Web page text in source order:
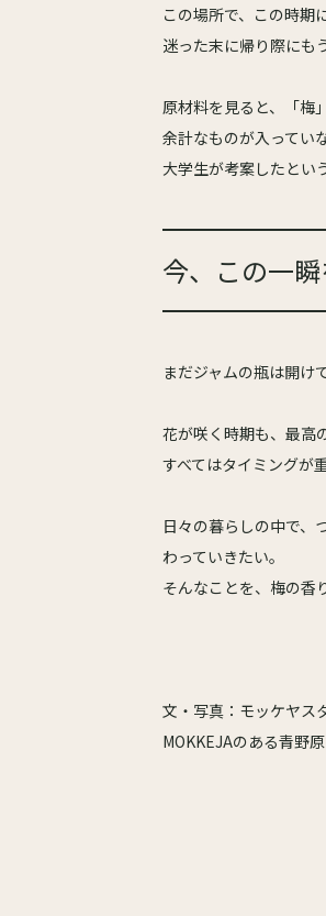
この場所で、この時期
迷った末に帰り際にも
原材料を見ると、「梅
余計なものが入ってい
大学生が考案したとい
今、この一
まだジャムの瓶は開け
花が咲く時期も、最高
すべてはタイミングが
日々の暮らしの中で、
わっていきたい。
そんなことを、梅の香
文・写真：モッケヤス
MOKKEJAのある青野